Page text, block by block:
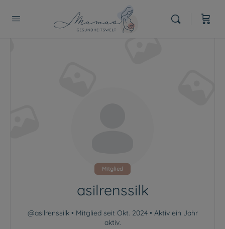
Mitglied
asilrenssilk
@asilrenssilk • Mitglied seit Okt. 2024 • Aktiv ein Jahr
aktiv.